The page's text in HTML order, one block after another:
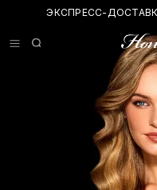
ЭКСПРЕСС-